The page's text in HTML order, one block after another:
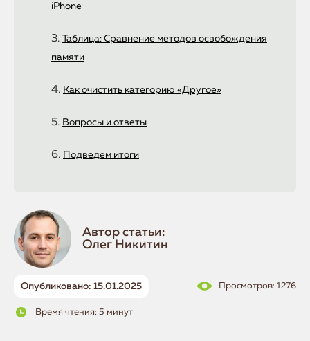
iPhone
Таблица: Сравнение методов освобождения
памяти
Как очистить категорию «Другое»
Вопросы и ответы
Подведем итоги
Автор статьи:
Олег Никитин
Опубликовано: 15.01.2025 Просмотров: 1276
Время чтения: 5 минут